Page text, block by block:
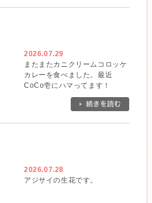
2026.07.29
またまたカニクリームコロッケ
カレーを食べました。最近
CoCo壱にハマってます！
2026.07.28
アジサイの生花です。